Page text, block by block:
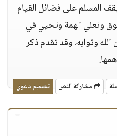
المسلم على فضائل القيام
وتعلي الهمة وتحيي في
وثوابه، وقد تقدم ذكر
مشاركة النص تصميم دعوي